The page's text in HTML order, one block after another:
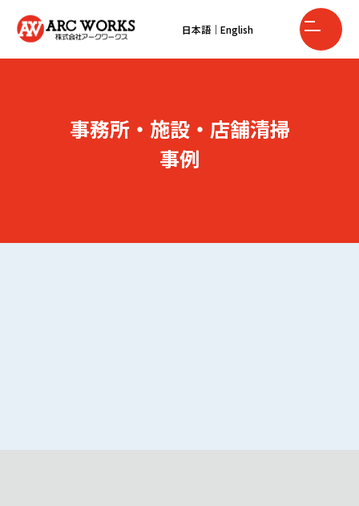
日本語 ｜ English
事務所・施設・店舗清掃
事例